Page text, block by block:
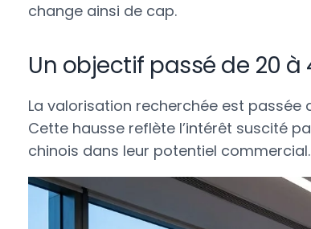
change ainsi de cap.
Un objectif passé de 20
La valorisation recherchée est passée
Cette hausse reflète l’intérêt suscité
chinois dans leur potentiel commercial.